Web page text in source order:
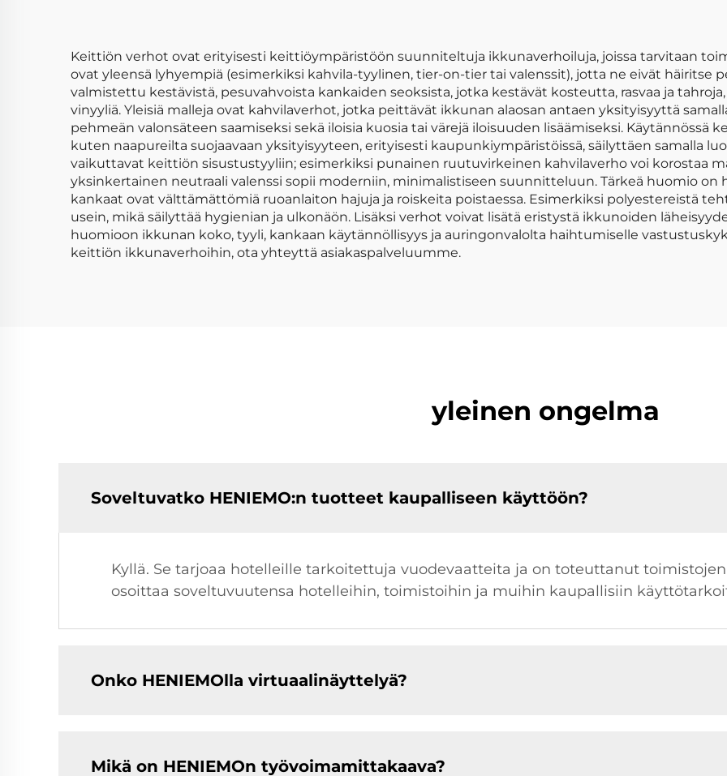
peite
Keittiön verhot ovat erityisesti keittiöympäristöön suunniteltuja ikkunaverhoiluja, joissa tarvitaan
ovat yleensä lyhyempiä (esimerkiksi kahvila-tyylinen, tier-on-tier tai valenssit), jotta ne eivät häiritse
valmistettu kestävistä, pesuvahvoista kankaiden seoksista, jotka kestävät kosteutta, rasvaa ja
vinyyliä. Yleisiä malleja ovat kahvilaverhot, jotka peittävät ikkunan alaosan antaen yksityisyyttä
pehmeän valonsäteen saamiseksi sekä iloisia kuosia tai värejä iloisuuden lisäämiseksi. Käytännössä
kuten naapureilta suojaavaan yksityisyyteen, erityisesti kaupunkiympäristöissä, säilyttäen samalla
vaikuttavat keittiön sisustustyyliin; esimerkiksi punainen ruutuvirkeinen kahvilaverho voi korostaa
yksinkertainen neutraali valenssi sopii moderniin, minimalistiseen suunnitteluun. Tärkeä huomio on
kankaat ovat välttämättömiä ruoanlaiton hajuja ja roiskeita poistaessa. Esimerkiksi polyestereistä
usein, mikä säilyttää hygienian ja ulkonäön. Lisäksi verhot voivat lisätä eristystä ikkunoiden
huomioon ikkunan koko, tyyli, kankaan käytännöllisyys ja auringonvalolta haihtumiselle
keittiön ikkunaverhoihin, ota yhteyttä asiakaspalveluumme.
yleinen ongelma
Soveltuvatko HENIEMO:n tuotteet kaupalliseen käyttöön?
Kyllä. Se tarjoaa hotelleille tarkoitettuja vuodevaatteita ja on toteuttanut
osoittaa soveltuvuutensa hotelleihin, toimistoihin ja muihin kaupallisiin
Onko HENIEMOlla virtuaalinäyttelyä?
Mikä on HENIEMOn työvoimamittakaava?